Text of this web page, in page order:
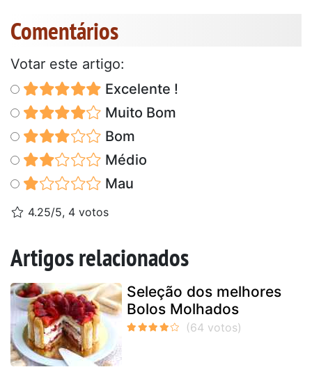
Comentários
Votar este artigo:
Excelente !
Muito Bom
Bom
Médio
Mau
4.25/5, 4 votos
Artigos relacionados
Seleção dos melhores
Bolos Molhados